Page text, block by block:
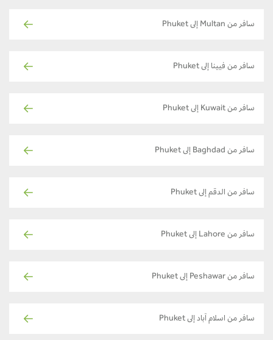
سافر من Multan إلى Phuket
سافر من فيينا إلى Phuket
سافر من Kuwait إلى Phuket
سافر من Baghdad إلى Phuket
سافر من الدقم إلى Phuket
سافر من Lahore إلى Phuket
سافر من Peshawar إلى Phuket
سافر من اسلام آباد إلى Phuket